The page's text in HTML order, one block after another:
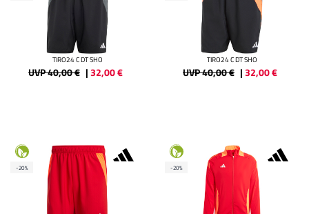
TIRO24 C DT SHO
UVP 40,00 € |32,00€
TIRO24 C DT SHO
UVP 40,00 € |32,00€
-20% -20%